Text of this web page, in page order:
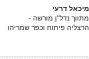
מיכאל דרעי
מתווך נדל"ן מורשה -
הרצליה פיתוח וכפר שמריהו